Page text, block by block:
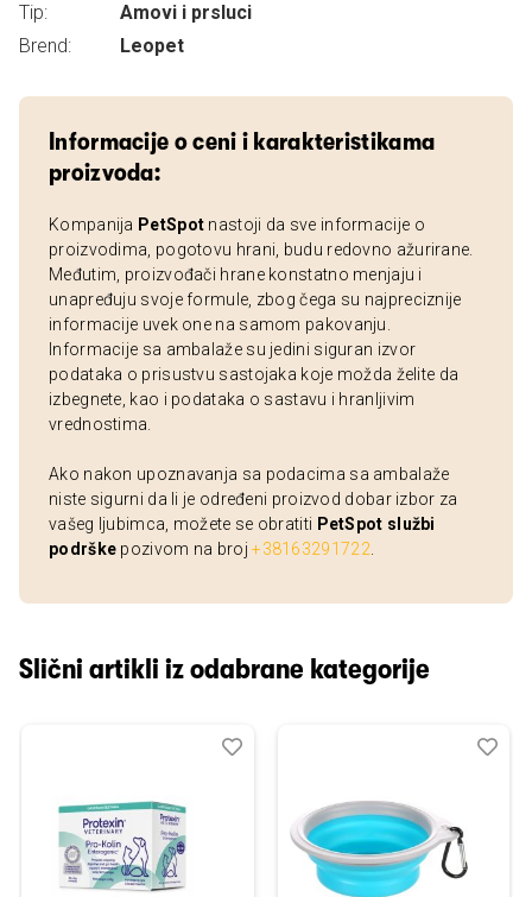
Tip:
Amovi i prsluci
Brend:
Leopet
Informacije o ceni i karakteristikama
proizvoda:
Kompanija PetSpot nastoji da sve informacije o
proizvodima, pogotovu hrani, budu redovno ažurirane.
Međutim, proizvođači hrane konstatno menjaju i
unapređuju svoje formule, zbog čega su najpreciznije
informacije uvek one na samom pakovanju.
Informacije sa ambalaže su jedini siguran izvor
podataka o prisustvu sastojaka koje možda želite da
izbegnete, kao i podataka o sastavu i hranljivim
vrednostima.
Ako nakon upoznavanja sa podacima sa ambalaže
niste sigurni da li je određeni proizvod dobar izbor za
vašeg ljubimca, možete se obratiti PetSpot službi
podrške pozivom na broj+38163291722
Slični artikli iz odabrane kategorije
Dodaj
Uporedi